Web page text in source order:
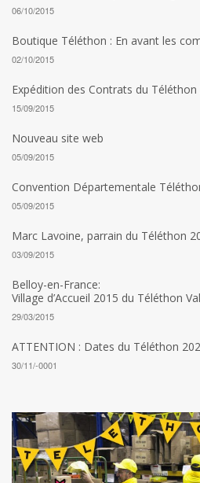
06/10/2015
Boutique Téléthon : En avant les
02/10/2015
Expédition des Contrats du Téléthon
15/09/2015
Nouveau site web
05/09/2015
Convention Départementale
05/09/2015
Marc Lavoine, parrain du Téléthon
03/09/2015
Belloy-en-France:
Village d’Accueil 2015 du Téléthon
29/03/2015
ATTENTION : Dates du Téléthon
30/11/-0001